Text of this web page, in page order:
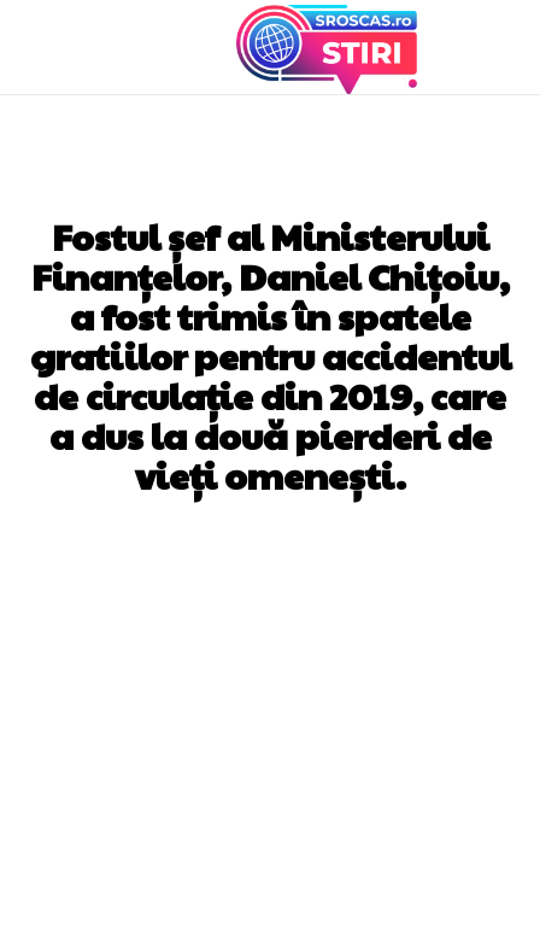
Fostul șef al Ministerului
Finanțelor, Daniel Chițoiu,
a fost trimis în spatele
gratiilor pentru accidentul
de circulație din 2019, care
a dus la două pierderi de
vieți omenești.